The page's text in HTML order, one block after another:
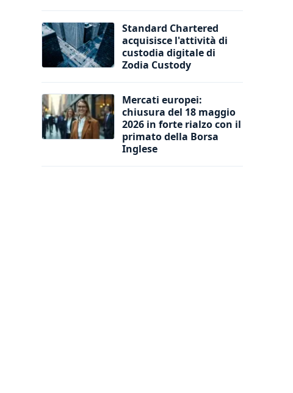
Standard Chartered
acquisisce l'attività di
custodia digitale di
Zodia Custody
Mercati europei:
chiusura del 18 maggio
2026 in forte rialzo con il
primato della Borsa
Inglese